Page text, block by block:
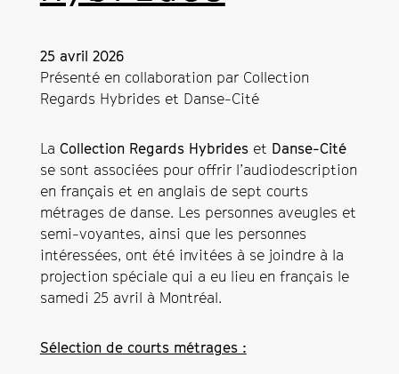
25 avril 2026
Présenté en collaboration par Collection
Regards Hybrides et Danse-Cité
La Collection Regards Hybrideset Danse-Cité
se sont associées pour offrir l’audiodescription
en français et en anglais de sept courts
métrages de danse. Les personnes aveugles et
semi-voyantes, ainsi que les personnes
intéressées, ont été invitées à se joindre à la
projection spéciale qui a eu lieu en français le
samedi 25 avril à Montréal.
Sélection de courts métrages :